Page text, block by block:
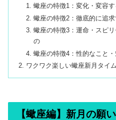
蠍座の特徴1：変化・変容す
蠍座の特徴2：徹底的に追求
蠍座の特徴3：運命・スピ
の
蠍座の特徴4：性的なこと
ワクワク楽しい蠍座新月タイ
【蠍座編】新月の願